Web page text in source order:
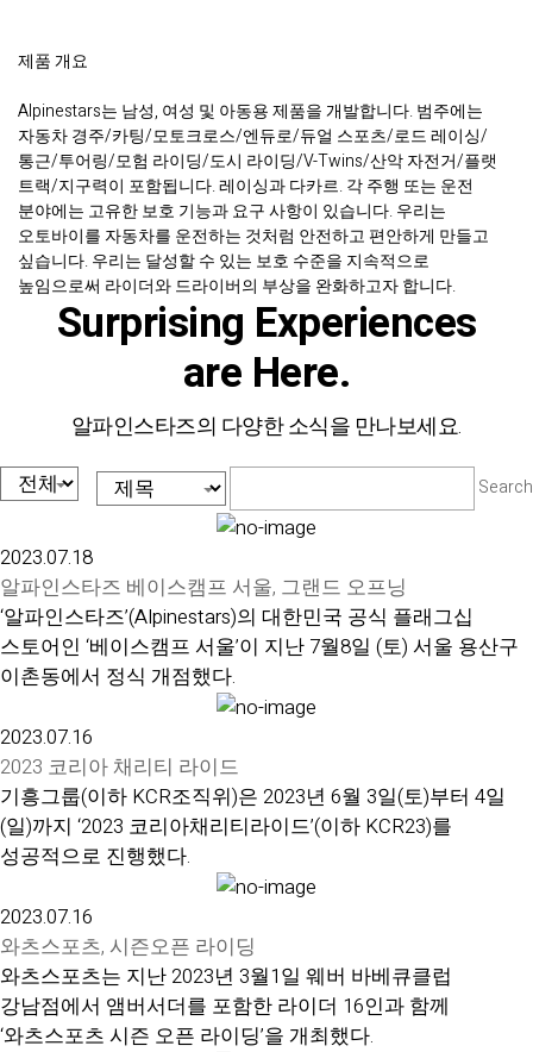
제품 개요
Alpinestars는 남성, 여성 및 아동용 제품을 개발합니다. 범주에는
자동차 경주/카팅/모토크로스/엔듀로/듀얼 스포츠/로드 레이싱/
통근/투어링/모험 라이딩/도시 라이딩/V-Twins/산악 자전거/플랫
트랙/지구력이 포함됩니다. 레이싱과 다카르. 각 주행 또는 운전
분야에는 고유한 보호 기능과 요구 사항이 있습니다. 우리는
오토바이를 자동차를 운전하는 것처럼 안전하고 편안하게 만들고
싶습니다. 우리는 달성할 수 있는 보호 수준을 지속적으로
높임으로써 라이더와 드라이버의 부상을 완화하고자 합니다.
Surprising Experiences
are Here.
알파인스타즈의 다양한 소식을 만나보세요.
Search
2023.07.18
알파인스타즈 베이스캠프 서울, 그랜드 오프닝
‘알파인스타즈’(Alpinestars)의 대한민국 공식 플래그십
스토어인 ‘베이스캠프 서울’이 지난 7월8일 (토) 서울 용산구
이촌동에서 정식 개점했다.
2023.07.16
2023 코리아 채리티 라이드
기흥그룹(이하 KCR조직위)은 2023년 6월 3일(토)부터 4일
(일)까지 ‘2023 코리아채리티라이드’(이하 KCR23)를
성공적으로 진행했다.
2023.07.16
와츠스포츠, 시즌오픈 라이딩
와츠스포츠는 지난 2023년 3월1일 웨버 바베큐클럽
강남점에서 앰버서더를 포함한 라이더 16인과 함께
‘와츠스포츠 시즌 오픈 라이딩’을 개최했다.